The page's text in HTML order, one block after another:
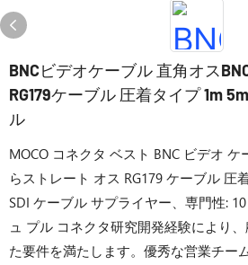
BNCビデオケーブル 直角オス
RG179ケーブル 圧着タイプ 1m
ル
MOCO コネクタ ベスト BNC ビデオ ケ
らストレート オス RG179 ケーブル 圧
SDI ケーブル サプライヤー、専門性:
ュ プル コネクタ研究開発経験により
た要件を満たします。優秀な営業チー